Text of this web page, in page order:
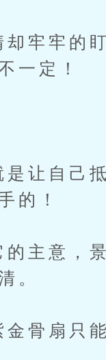
牢牢的
一定！
让自己
的！
主意，
。
骨扇只能